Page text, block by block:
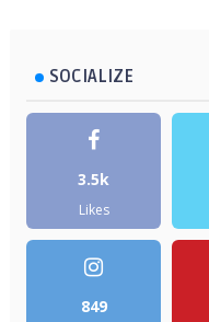
SOCIALIZE
3.5k
Likes
849